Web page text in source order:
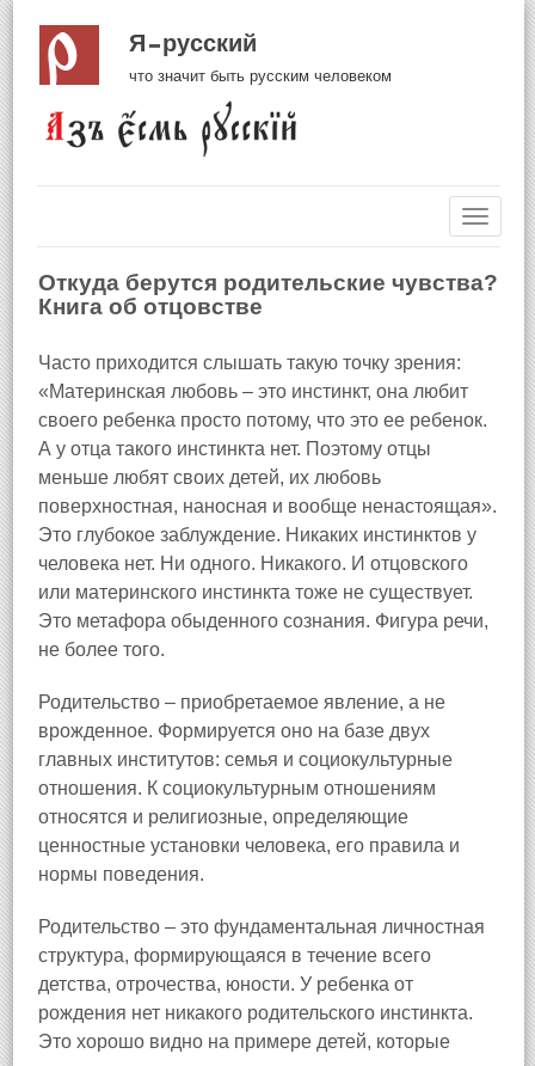
Я русский
что значит быть русским человеком
Откуда берутся родительские чувства?
Книга об отцовстве
Часто приходится слышать такую точку зрения:
«Материнская любовь – это инстинкт, она любит
своего ребенка просто потому, что это ее ребенок.
А у отца такого инстинкта нет. Поэтому отцы
меньше любят своих детей, их любовь
поверхностная, наносная и вообще ненастоящая».
Это глубокое заблуждение. Никаких инстинктов у
человека нет. Ни одного. Никакого. И отцовского
или материнского инстинкта тоже не существует.
Это метафора обыденного сознания. Фигура речи,
не более того.
Родительство – приобретаемое явление, а не
врожденное. Формируется оно на базе двух
главных институтов: семья и социокультурные
отношения. К социокультурным отношениям
относятся и религиозные, определяющие
ценностные установки человека, его правила и
нормы поведения.
Родительство – это фундаментальная личностная
структура, формирующаяся в течение всего
детства, отрочества, юности. У ребенка от
рождения нет никакого родительского инстинкта.
Это хорошо видно на примере детей, которые